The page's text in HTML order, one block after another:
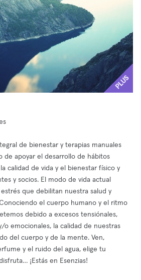
PLUS
de bienestar y terapias manuales
de apoyar el desarrollo de hábitos
calidad de vida y el bienestar físico y
y socios. El modo de vida actual
que debilitan nuestra salud y
el cuerpo humano y el ritmo
debido a excesos tensiónales,
o emocionales, la calidad de nuestras
del cuerpo y de la mente. Ven,
y el ruido del agua, elige tu
¡Estás en Esenzias!